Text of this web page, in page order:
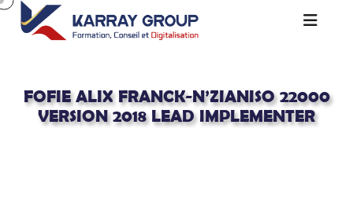
FOFIE ALIX FRANCK-N’ZIANISO 22000
VERSION 2018 LEAD IMPLEMENTER